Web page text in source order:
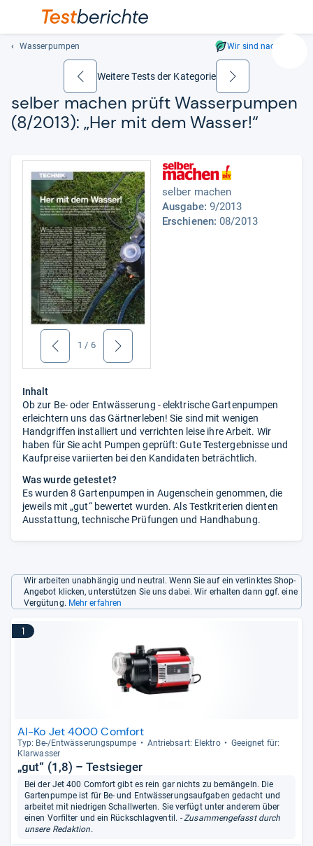
Wasserpumpen Wir sind nachhaltig
sel­ber machen prüft Was­ser­pum­pen
(8/2013): „Her mit dem Was­ser!“
zurück Weitere Tests der Kategorie weiter
zurück 1 / 6 weiter
selber machen
Ausgabe: 9/2013
Erschienen: 08/2013
Inhalt
Ob zur Be- oder Entwässerung - elektrische Gartenpumpen
erleichtern uns das Gärtnerleben! Sie sind mit wenigen
Handgriffen installiert und verrichten leise ihre Arbeit. Wir
haben für Sie acht Pumpen geprüft: Gute Testergebnisse und
Kaufpreise variierten bei den Kandidaten beträchtlich.
Was wurde getestet?
Es wurden 8 Gartenpumpen in Augenschein genommen, die
jeweils mit „gut“ bewertet wurden. Als Testkriterien dienten
Ausstattung, technische Prüfungen und Handhabung.
Wir arbeiten unabhängig und neutral. Wenn Sie auf ein verlinktes Shop-
Angebot klicken, unterstützen Sie uns dabei. Wir erhalten dann ggf. eine
Vergütung. Mehr erfahren
1
Al-Ko Jet 4000 Comfort
Typ: Be-​/Ent­wäs­se­rungs­pumpe Antriebs­art: Elek­tro
Geeig­net für:
Klar­was­ser
„gut“ (1,8) – Testsieger
Bei der Jet 400 Comfort gibt es rein gar nichts zu bemängeln. Die
Gartenpumpe ist für Be- und Entwässerungsaufgaben gedacht und
arbeitet mit niedrigen Schallwerten. Sie verfügt unter anderem über
einen Vorfilter und ein Rückschlagventil. - Zusammengefasst durch
unsere Redaktion.